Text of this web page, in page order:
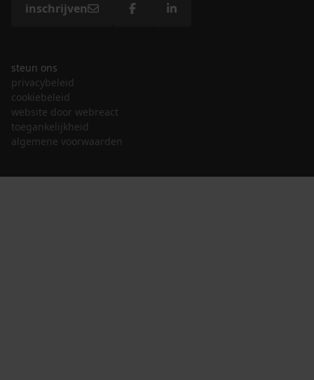
inschrijven
steun ons
privacybeleid
cookiebeleid
website door webreact
toegankelijkheid
algemene voorwaarden